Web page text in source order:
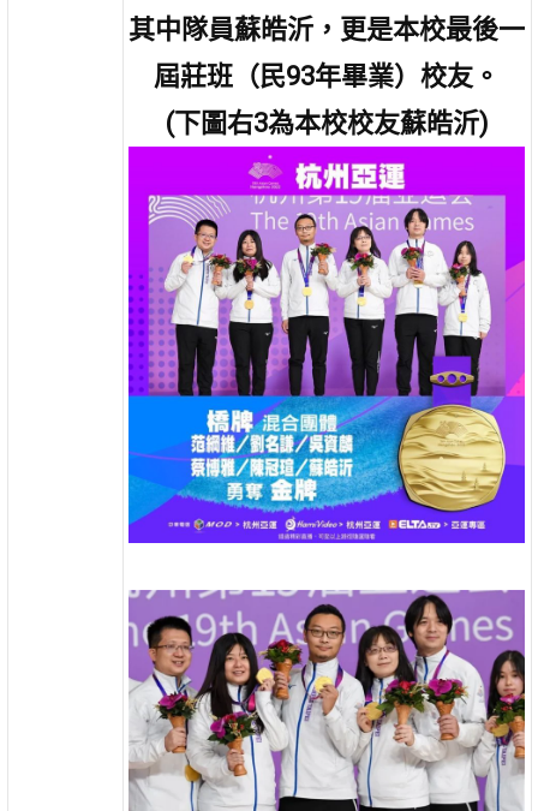
其中隊員蘇皓沂，更是本校最後一
屆莊班（民93年畢業）校友。
(下圖右3為本校校友蘇皓沂)